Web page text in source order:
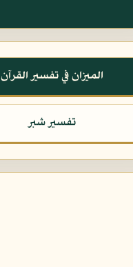
الميزان في تفسير القرآن
تفسير شبر